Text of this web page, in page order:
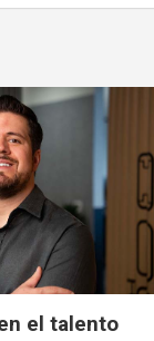
el talento